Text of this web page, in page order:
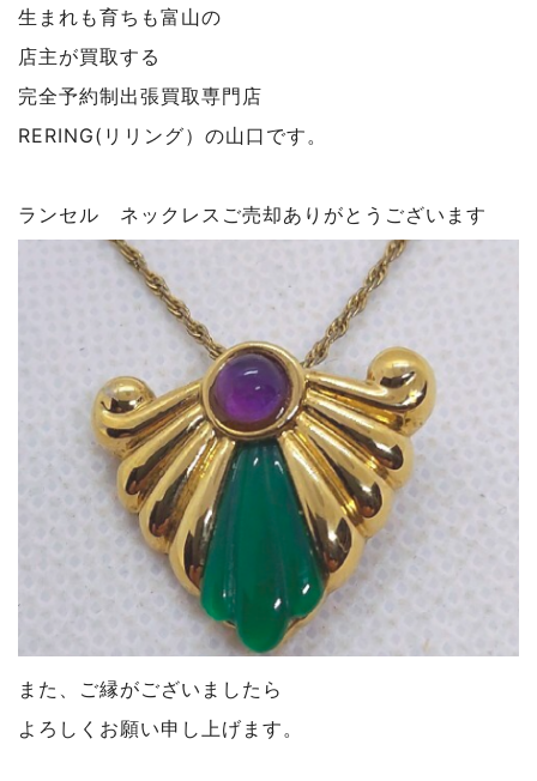
生まれも育ちも富山の
店主が買取する
完全予約制出張買取専門店
RERING(リリング）の山口です。
ランセル ネックレスご売却ありがとうございます
また、ご縁がございましたら
よろしくお願い申し上げます。